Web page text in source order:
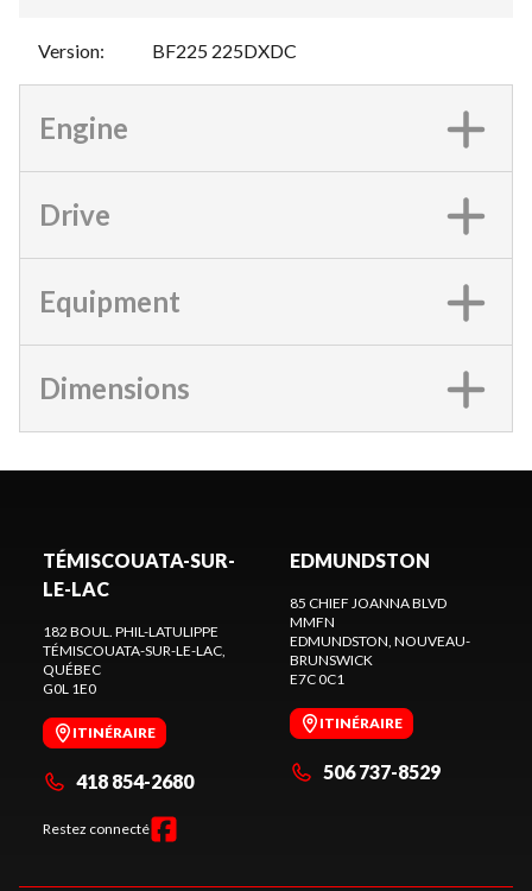
Version: BF225 225DXDC
Engine
Drive
Equipment
Dimensions
TÉMISCOUATA-SUR-
LE-LAC
182 BOUL. PHIL-LATULIPPE
TÉMISCOUATA-SUR-LE-LAC,
QUÉBEC
G0L 1E0
ITINÉRAIRE
418 854-2680
Restez connecté
EDMUNDSTON
85 CHIEF JOANNA BLVD
MMFN
EDMUNDSTON, NOUVEAU-
BRUNSWICK
E7C 0C1
ITINÉRAIRE
506 737-8529